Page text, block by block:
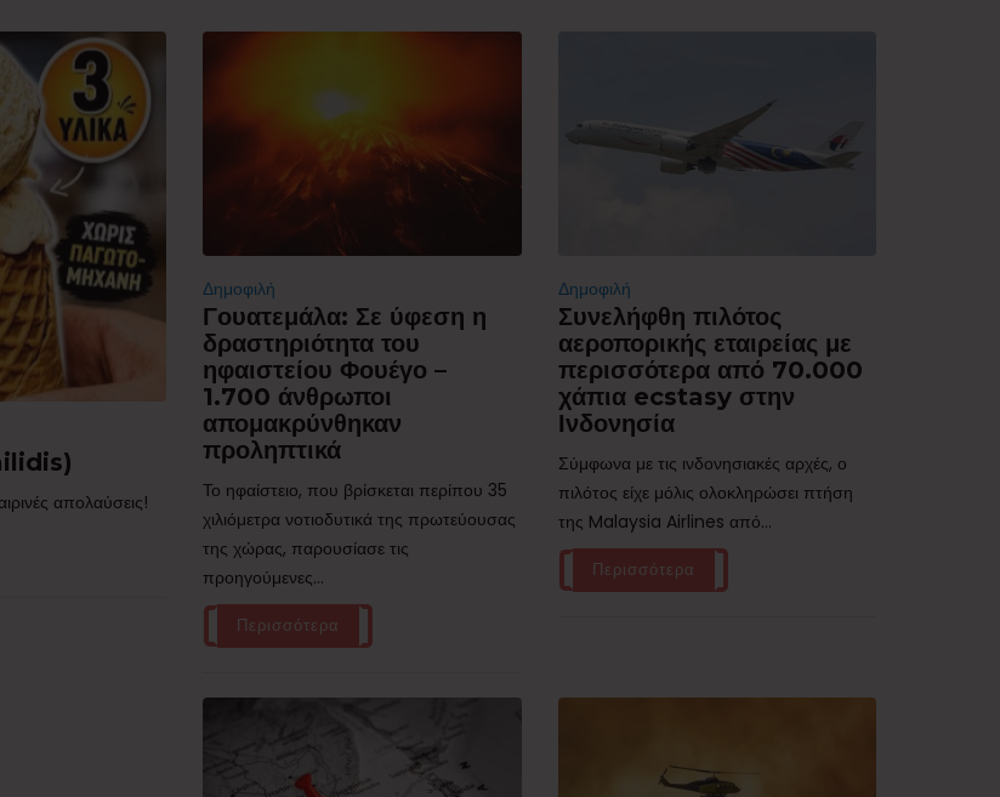
απολαύσεις!
Δημοφιλή
Γουατεμάλα: Σε ύφεση η
δραστηριότητα του
ηφαιστείου Φουέγο –
1.700 άνθρωποι
απομακρύνθηκαν
προληπτικά
Το ηφαίστειο, που βρίσκεται περίπου 35
χιλιόμετρα νοτιοδυτικά της πρωτεύουσας
της χώρας, παρουσίασε τις
προηγούμενες...
Περισσότερα
Δημοφιλή
Συνελήφθη πιλότος
αεροπορικής εταιρείας με
περισσότερα από 70.000
χάπια ecstasy στην
Ινδονησία
Σύμφωνα με τις ινδονησιακές αρχές, ο
πιλότος είχε μόλις ολοκληρώσει πτήση
της Malaysia Airlines από...
Περισσότερα